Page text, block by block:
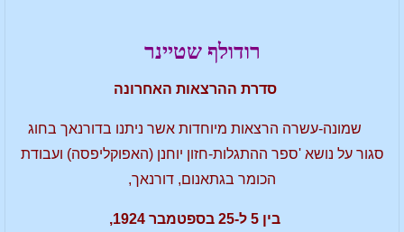
רודולף שטיינר
סדרת ההרצאות האחרונה
שמונה-עשרה הרצאות מיוחדות אשר ניתנו בדורנאך בחוג
סגור על נושא 'ספר ההתגלות-חזון יוחנן (האפוקליפסה) ועבודת
הכומר בגתאנום, דורנאך,
בין 5 ל-25 בספטמבר 1924,